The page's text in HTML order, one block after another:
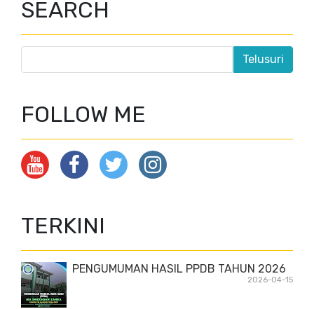
SEARCH
FOLLOW ME
TERKINI
PENGUMUMAN HASIL PPDB TAHUN 2026
2026-04-15